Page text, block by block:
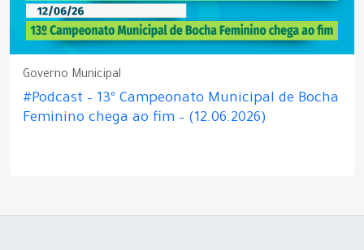
Governo Municipal
#Podcast – 13º Campeonato Municipal de Bocha
Feminino chega ao fim – (12.06.2026)